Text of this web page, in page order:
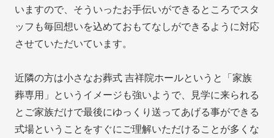
いますので、そういったお手伝いができるところでスタ
ッフも毎回想いを込めておもてなしができるように対応
させていただいています。
近隣の方は小さなお葬式 吉祥院ホールというと「家族
葬専用」というイメージも強いようで、見学に来られる
とご家族だけで最後にゆっくり送ってあげる事ができる
式場ということをすぐにご理解いただけることが多くな